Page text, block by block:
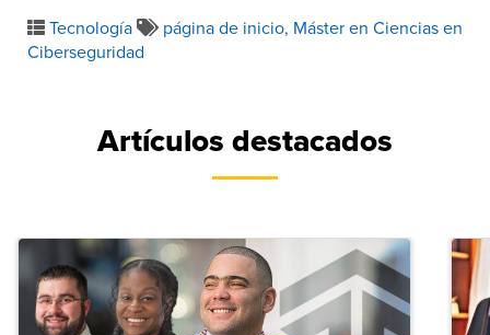
Tecnología
página de inicio, Máster en Ciencias en
Ciberseguridad
Artículos destacados